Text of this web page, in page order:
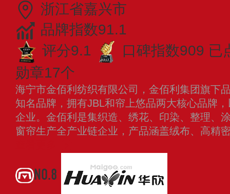
浙江省嘉兴市
品牌指数91.1
评分9.1
口碑指数909 已
勋章17个
海宁市金佰利纺织有限公司，金佰利集团旗下
知名品牌，拥有JBL和帘上悠品两大核心品牌
企业。金佰利是集织造、绣花、印染、整理、
窗帘生产全产业链企业，产品涵盖绒布、高精
NO.8